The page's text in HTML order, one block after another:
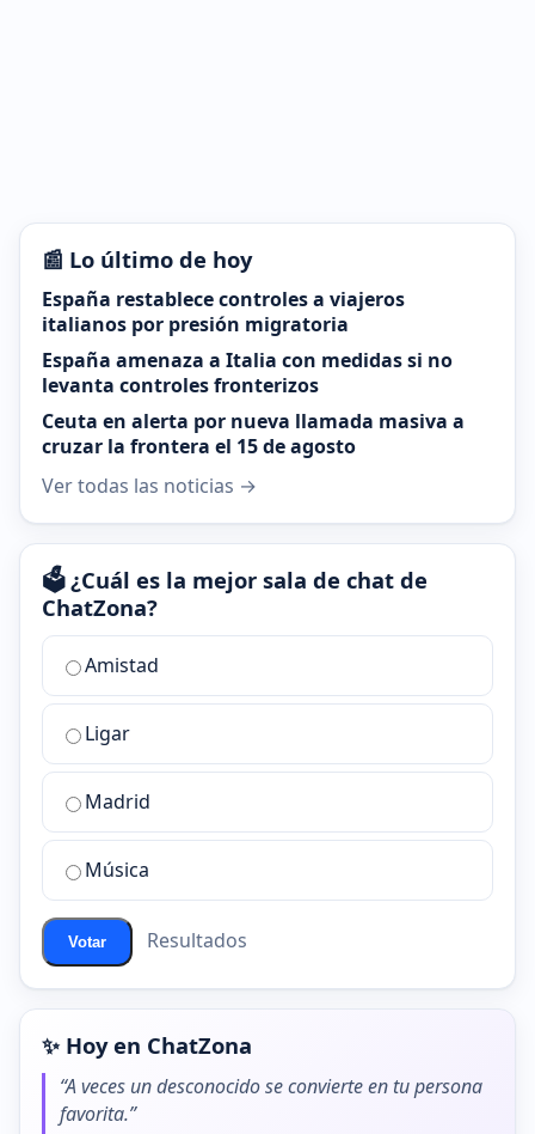
📰 Lo último de hoy
España restablece controles a viajeros
italianos por presión migratoria
España amenaza a Italia con medidas si no
levanta controles fronterizos
Ceuta en alerta por nueva llamada masiva a
cruzar la frontera el 15 de agosto
Ver todas las noticias →
🗳️ ¿Cuál es la mejor sala de chat de
ChatZona?
¿Cuál
la
mejor
sala
chat
ChatZona?
Amistad
Ligar
Madrid
Música
Votar Resultados
✨ Hoy en ChatZona
“A veces un desconocido se convierte en tu persona
favorita.”